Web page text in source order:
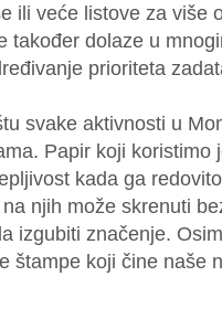
ili veće listove za više
također dolaze u
prioriteta
svake aktivnosti u
Papir koji koristimo
kada ga
njih može skrenuti
izgubiti značenje.
štampe koji čine naše